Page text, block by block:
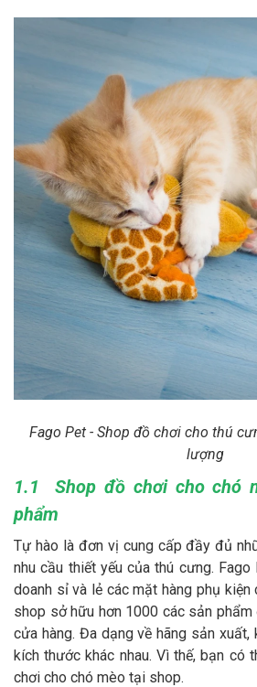
0929894774
Fago Pet - Shop đồ chơi cho thú
lượng
1.1 Shop đồ chơi cho chó
phẩm
Tự hào là đơn vị cung cấp đầy đủ
nhu cầu thiết yếu của thú cưng.
doanh sỉ và lẻ các mặt hàng phụ kiện
shop sở hữu hơn 1000 các sản phẩm
cửa hàng. Đa dạng về hãng sản xuất,
kích thước khác nhau. Vì thế, bạn có
chơi cho chó mèo tại shop.